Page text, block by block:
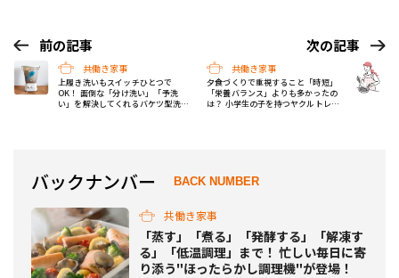
前の記事
共働き家事
上履き洗いもスイッチひとつで
OK！ 面倒な「分け洗い」「予洗
い」を解決してくれるバケツ型洗濯
次の記事
共働き家事
夕食づくりで重視すること「時短」
「栄養バランス」よりも多かったの
は？ 小学生の子を持つヤクルトレデ
バックナンバー BACK NUMBER
共働き家事
「蒸す」「煮る」「発酵する」「解凍す
る」「低温調理」まで！ 忙しい毎日に寄
り添う"ほったらかし調理機"が登場！